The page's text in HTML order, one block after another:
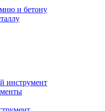
и бетону
инструмент